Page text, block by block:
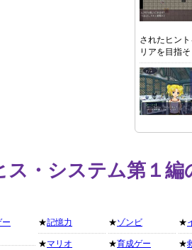
されたヒン
リアを目指
ス・システム第１
ー
★記憶力
★マリオ
★ゾンビ
★育成ゲー
★
★